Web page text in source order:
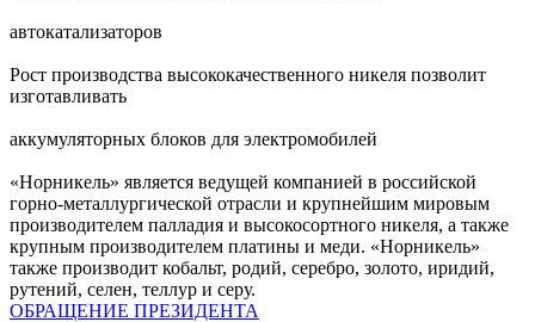
автокатализаторов
Рост производства высококачественного никеля позволит
изготавливать
аккумуляторных блоков для электромобилей
«Норникель» является ведущей компанией в российской
горно-металлургической отрасли и крупнейшим мировым
производителем палладия и высокосортного никеля, а также
крупным производителем платины и меди. «Норникель»
также производит кобальт, родий, серебро, золото, иридий,
рутений, селен, теллур и серу.
ОБРАЩЕНИЕ ПРЕЗИДЕНТА